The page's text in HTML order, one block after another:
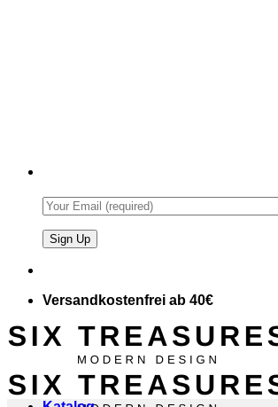
Versandkostenfrei ab 40€